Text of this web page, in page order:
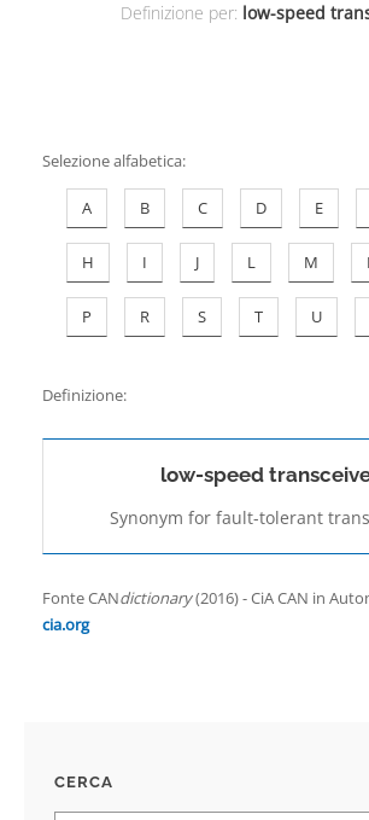
Definizione per: low-speed
Selezione alfabetica:
A B C D E
H I J L M
P R S T U
Definizione:
low-speed
Synonym for fault-tolerant
Fonte CANdictionary(2016) - CiA CAN in
cia.org
CERCA